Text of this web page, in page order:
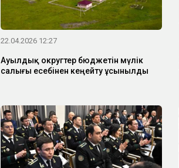
22.04.2026 12:27
Ауылдық округтер бюджетін мүлік
салығы есебінен кеңейту ұсынылды